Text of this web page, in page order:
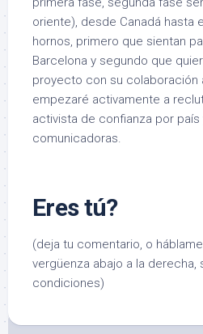
oriente), desde Canadá hasta
hornos, primero que sientan
Barcelona y segundo que
proyecto con su colaboración
empezaré activamente a
activista de confianza por
comunicadoras.
Eres tú?
(deja tu comentario, o
vergüenza abajo a la derecha,
condiciones)